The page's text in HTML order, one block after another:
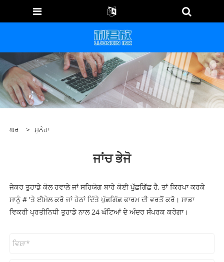
ਘਰ > ਸੁਨੇਹਾ
ਜਾਂਚ ਭੇਜੋ
ਜੇਕਰ ਤੁਹਾਡੇ ਕੋਲ ਹਵਾਲੇ ਜਾਂ ਸਹਿਯੋਗ ਬਾਰੇ ਕੋਈ ਪੁੱਛਗਿੱਛ ਹੈ, ਤਾਂ ਕਿਰਪਾ ਕਰਕੇ
ਸਾਨੂੰ # 'ਤੇ ਈਮੇਲ ਕਰੋ ਜਾਂ ਹੇਠਾਂ ਦਿੱਤੇ ਪੁੱਛਗਿੱਛ ਫਾਰਮ ਦੀ ਵਰਤੋਂ ਕਰੋ। ਸਾਡਾ
ਵਿਕਰੀ ਪ੍ਰਤੀਨਿਧੀ ਤੁਹਾਡੇ ਨਾਲ 24 ਘੰਟਿਆਂ ਦੇ ਅੰਦਰ ਸੰਪਰਕ ਕਰੇਗਾ।